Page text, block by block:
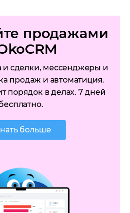
продажами
и сделки, мессенджеры и
продаж и автоматиция.
порядок в делах. 7 дней
больше